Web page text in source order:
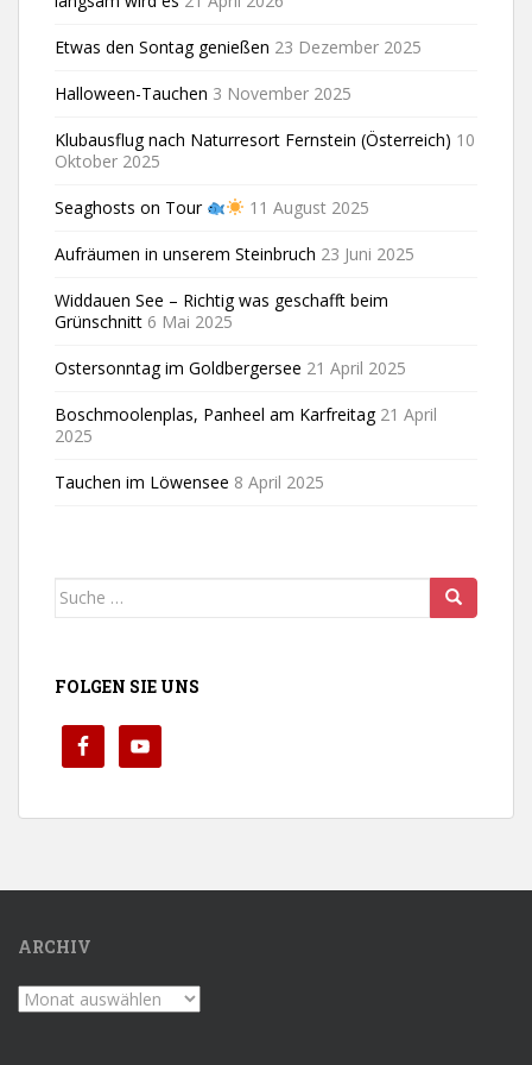
Etwas den Sontag genießen 23 Dezember 2025
Halloween-Tauchen 3 November 2025
Klubausflug nach Naturresort Fernstein (Österreich) 10
Oktober 2025
Seaghosts on Tour 11 August 2025
Aufräumen in unserem Steinbruch 23 Juni 2025
Widdauen See – Richtig was geschafft beim
Grünschnitt 6 Mai 2025
Ostersonntag im Goldbergersee 21 April 2025
Boschmoolenplas, Panheel am Karfreitag 21 April
2025
Tauchen im Löwensee 8 April 2025
Suche
FOLGEN SIE UNS
ARCHIV
Archiv